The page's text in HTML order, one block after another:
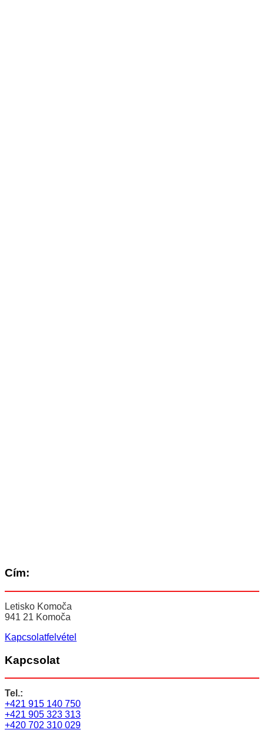
Cím:
Letisko Komoča
941 21 Komoča
Kapcsolatfelvétel
Kapcsolat
Tel.:
+421 915 140 750
+421 905 323 313
+420 702 310 029